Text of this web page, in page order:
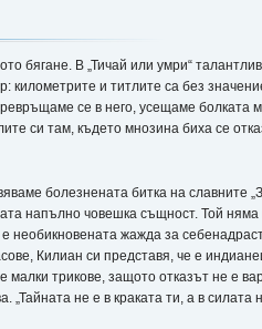
бягане. В „Тичай или умри“
и титлите са без
се в него, усещаме болката
си там, където мнозина биха се
болезнената битка на славните
напълно човешка същност. Той
необикновената жажда за
Килиан си представя, че е
малки трикове, защото отказът не е
не е в краката ти, а в силата